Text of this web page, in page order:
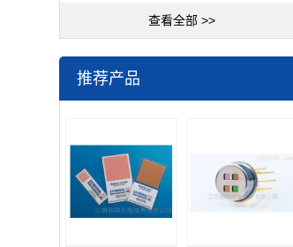
查看全部 >>
推荐产品